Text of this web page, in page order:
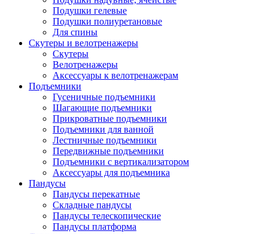
Подушки гелевые
Подушки полиуретановые
Для спины
Скутеры и велотренажеры
Скутеры
Велотренажеры
Аксессуары к велотренажерам
Подъемники
Гусеничные подъемники
Шагающие подъемники
Прикроватные подъемники
Подъемники для ванной
Лестничные подъемники
Передвижные подъемники
Подъемники с вертикализатором
Аксессуары для подъемника
Пандусы
Пандусы перекатные
Складные пандусы
Пандусы телескопические
Пандусы платформа